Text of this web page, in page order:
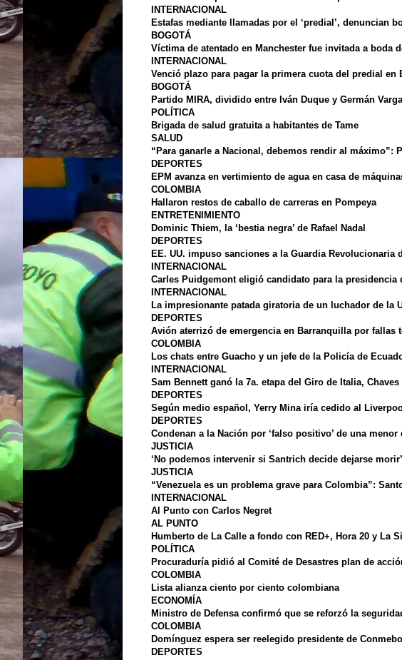
INTERNACIONAL
Estafas mediante llamadas por el ‘predial’, denuncian
BOGOTÁ
Víctima de atentado en Manchester fue invitada a boda
INTERNACIONAL
Venció plazo para pagar la primera cuota del predial en
BOGOTÁ
Partido MIRA, dividido entre Iván Duque y Germán
POLÍTICA
Brigada de salud gratuita a habitantes de Tame
SALUD
“Para ganarle a Nacional, debemos rendir al máximo”:
DEPORTES
EPM avanza en vertimiento de agua en casa de
COLOMBIA
Hallaron restos de caballo de carreras en Pompeya
ENTRETENIMIENTO
Dominic Thiem, la ‘bestia negra’ de Rafael Nadal
DEPORTES
EE. UU. impuso sanciones a la Guardia Revolucionaria
INTERNACIONAL
Carles Puidgemont eligió candidato para la presidencia
INTERNACIONAL
La impresionante patada giratoria de un luchador de la
DEPORTES
Avión aterrizó de emergencia en Barranquilla por fallas
COLOMBIA
Los chats entre Guacho y un jefe de la Policía de
INTERNACIONAL
Sam Bennett ganó la 7a. etapa del Giro de Italia,
DEPORTES
Según medio español, Yerry Mina iría cedido al
DEPORTES
Condenan a la Nación por ‘falso positivo’ de una menor
JUSTICIA
‘No podemos intervenir si Santrich decide dejarse
JUSTICIA
“Venezuela es un problema grave para Colombia”:
INTERNACIONAL
Al Punto con Carlos Negret
AL PUNTO
Humberto de La Calle a fondo con RED+, Hora 20 y La
POLÍTICA
Procuraduría pidió al Comité de Desastres plan de
COLOMBIA
Lista alianza ciento por ciento colombiana
ECONOMÍA
Ministro de Defensa confirmó que se reforzó la
COLOMBIA
Domínguez espera ser reelegido presidente de Conmebol
DEPORTES